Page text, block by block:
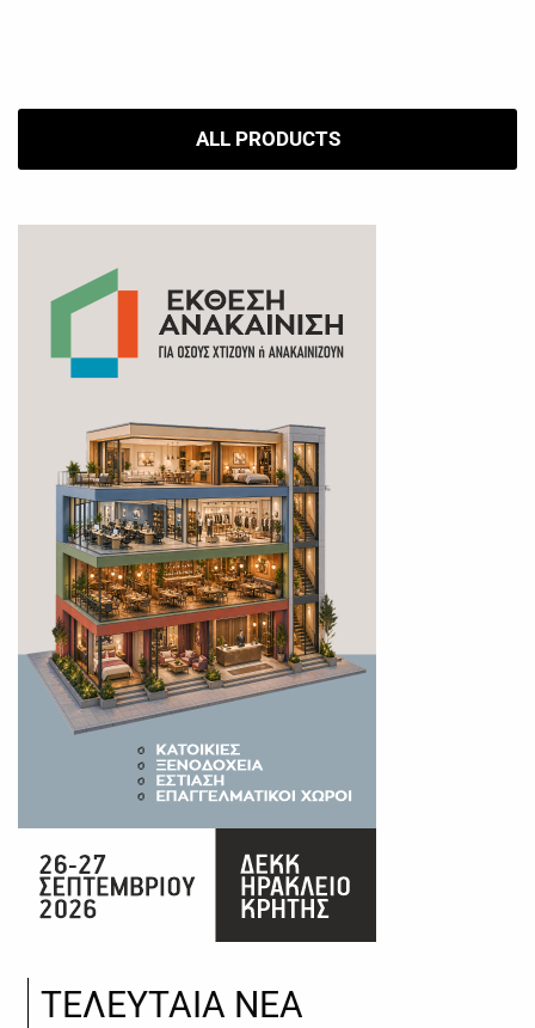
ALL PRODUCTS
ΤΕΛΕΥΤΑΙΑ ΝΕΑ